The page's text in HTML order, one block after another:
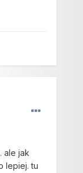
ale jak
lepiej. tu